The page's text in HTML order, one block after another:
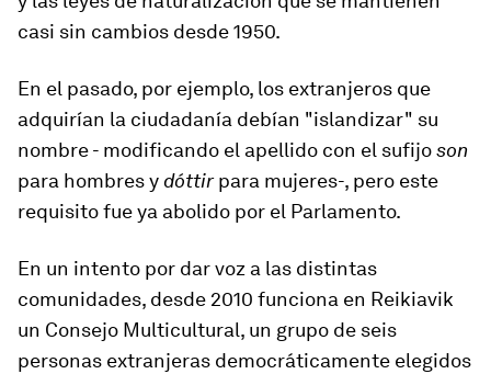
casi sin cambios desde 1950.
En el pasado, por ejemplo, los extranjeros que
adquirían la ciudadanía debían "islandizar" su
nombre - modificando el apellido con el sufijoson
para hombres ydóttirpara mujeres-, pero este
requisito fue ya abolido por el Parlamento.
En un intento por dar voz a las distintas
comunidades, desde 2010 funciona en Reikiavik
un Consejo Multicultural, un grupo de seis
personas extranjeras democráticamente elegidos